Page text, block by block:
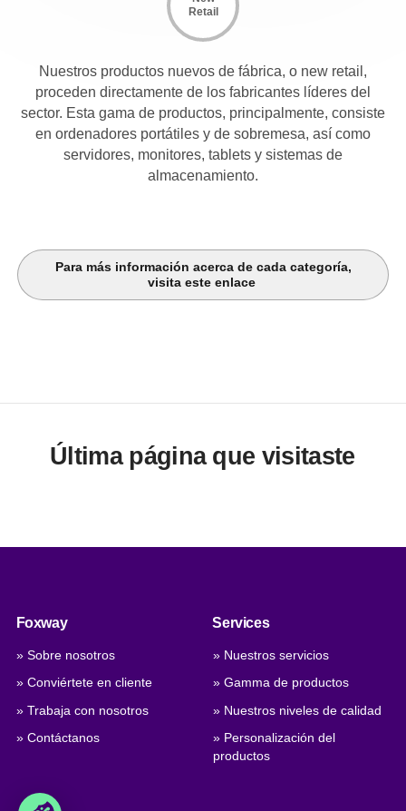
Retail
Nuestros productos nuevos de fábrica, o new retail,
proceden directamente de los fabricantes líderes del
sector. Esta gama de productos, principalmente, consiste
en ordenadores portátiles y de sobremesa, así como
servidores, monitores, tablets y sistemas de
almacenamiento.
Para más información acerca de cada categoría,
visita este enlace
Última página que visitaste
Foxway
» Sobre nosotros
» Conviértete en cliente
» Trabaja con nosotros
» Contáctanos
Services
» Nuestros servicios
» Gamma de productos
» Nuestros niveles de calidad
» Personalización del
productos